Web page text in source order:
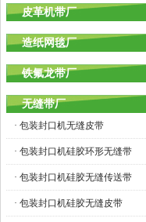
皮革机带厂
造纸网毯厂
铁氟龙带厂
无缝带厂
· 包装封口机无缝皮带
· 包装封口机硅胶环形无缝带
· 包装封口机硅胶无缝传送带
· 包装封口机硅胶无缝皮带